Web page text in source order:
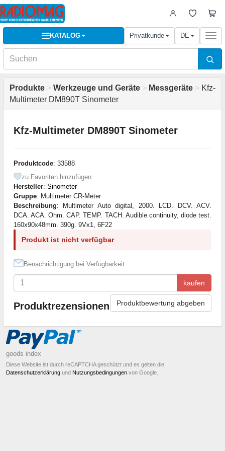
KATALOG Privatkunde DE
Produkte > Werkzeuge und Geräte > Messgeräte > Kfz-
Multimeter DM890T Sinometer
Kfz-Multimeter DM890T Sinometer
Produktcode: 33588
zu Favoriten hinzufügen
Hersteller: Sinometer
Gruppe: Multimeter CR-Meter
Beschreibung: Multimeter Auto digital, 2000. LCD. DCV. ACV.
DCA. ACA. Ohm. CAP. TEMP. TACH. Audible continuity, diode test.
160x90x48mm. 390g. 9Vx1, 6F22
Produkt ist nicht verfügbar
Benachrichtigung bei Verfügbarkeit
kaufen
Produktrezensionen Produktbewertung abgeben
goods index
Diese Website ist durch reCAPTCHA geschützt und es gelten die
Datenschutzerklärung und Nutzungsbedingungen von Google.